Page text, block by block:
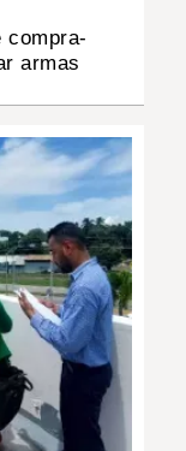
compra-
armas